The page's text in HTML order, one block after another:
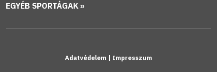
EGYÉB SPORTÁGAK »
Adatvédelem | Impresszum